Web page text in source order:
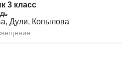
3 класс
Дули, Копылова